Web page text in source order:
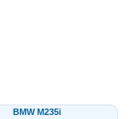
BMW M235i